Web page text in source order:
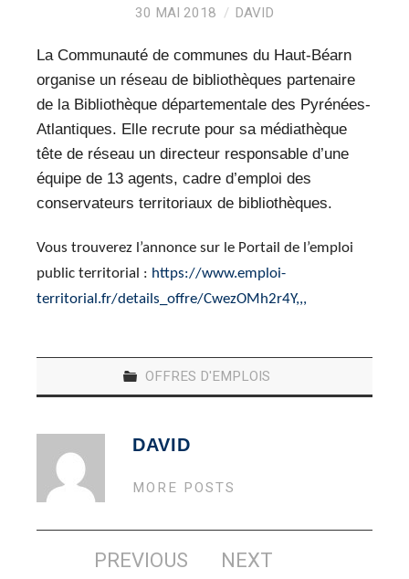
OFFRES D’EMPLOIS
30 MAI 2018 DAVID
La Communauté de communes du Haut-Béarn
organise un réseau de bibliothèques partenaire
de la Bibliothèque départementale des Pyrénées-
Atlantiques. Elle recrute pour sa médiathèque
tête de réseau un directeur responsable d’une
équipe de 13 agents, cadre d’emploi des
conservateurs territoriaux de bibliothèques.
Vous trouverez l’annonce sur le Portail de l’emploi
public territorial : https://www.emploi-
territorial.fr/details_offre/CwezOMh2r4Y,,,
OFFRES D'EMPLOIS
DAVID
MORE POSTS
Navigation
PREVIOUS
NEXT